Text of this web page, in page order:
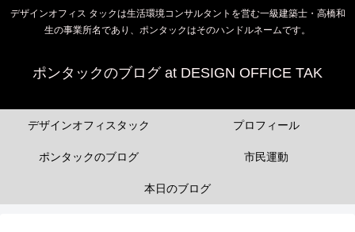
デザインオフィス タックは生活環境コンサルタントを営む一級建築士・高橋和
生の事業所名であり、ポンタックはそのハンドルネームです。
ポンタックのブログ at DESIGN OFFICE TAK
デザインオフィスタック プロフィール
ポンタックのブログ 市民運動
本日のブログ